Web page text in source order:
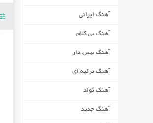
آهنگ ایرانی
آهنگ بی کلام
آهنگ بیس دار
آهنگ ترکیه ای
آهنگ تولد
آهنگ جدید